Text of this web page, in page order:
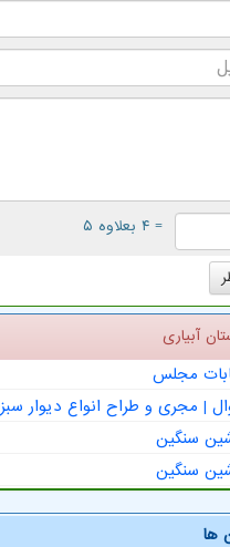
= ۴ بعلاوه ۵
آبیاری
مجلس
| مجری و طراح انواع دیوار سبز
سنگین
سنگین
ها